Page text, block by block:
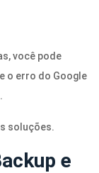
você pode
o erro do Google
soluções.
e